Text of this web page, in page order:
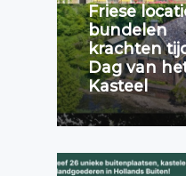
Friese
bundelen
krachten
Dag van
Kasteel